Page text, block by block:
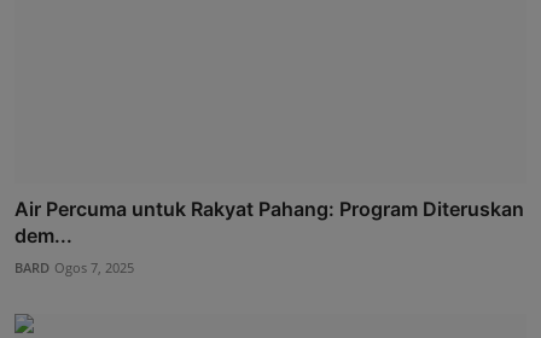
Air Percuma untuk Rakyat Pahang: Program Diteruskan
dem...
BARD Ogos 7, 2025